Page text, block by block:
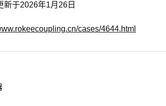
新于2026年1月26日
cases/4644.html